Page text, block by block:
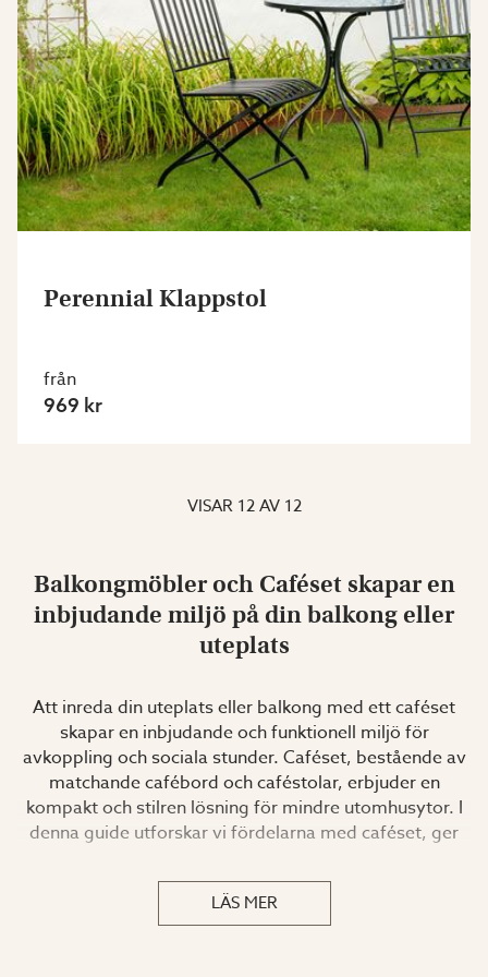
Perennial Klappstol
från
969 kr
VISAR 12 AV 12
Balkongmöbler och Caféset skapar en
inbjudande miljö på din balkong eller
uteplats
Att inreda din uteplats eller balkong med ett caféset
skapar en inbjudande och funktionell miljö för
avkoppling och sociala stunder. Caféset, bestående av
matchande cafébord och caféstolar, erbjuder en
kompakt och stilren lösning för mindre utomhusytor. I
denna guide utforskar vi fördelarna med caféset, ger
rekommenderade produkter från Willab Garden.
LÄS MER